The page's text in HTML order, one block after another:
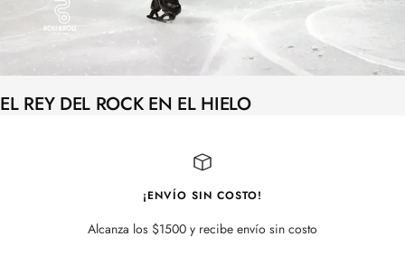
EL REY DEL ROCK EN EL HIELO
¡ENVÍO SIN COSTO!
Alcanza los $1500 y recibe envío sin costo